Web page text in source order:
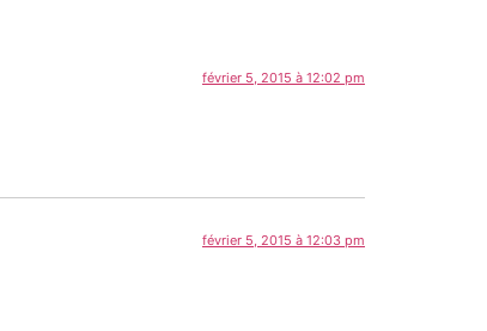
février 5, 2015 à 12:02 pm
février 5, 2015 à 12:03 pm